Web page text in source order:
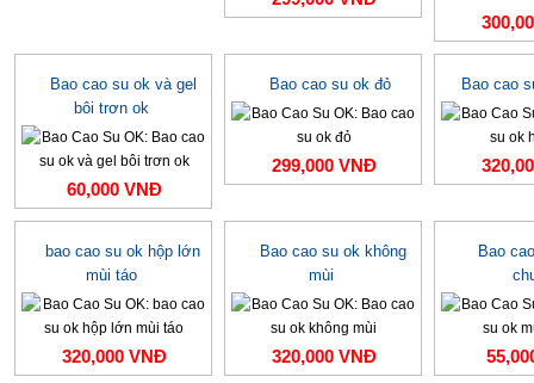
Bao cao su ok và gel
bôi trơn ok
60,000 VNĐ
Bao cao su ok đỏ
299,000 VNĐ
Bao cao
bao cao su ok hộp lớn
mùi táo
320,000 VNĐ
Bao cao su ok không
mùi
320,000 VNĐ
Bao